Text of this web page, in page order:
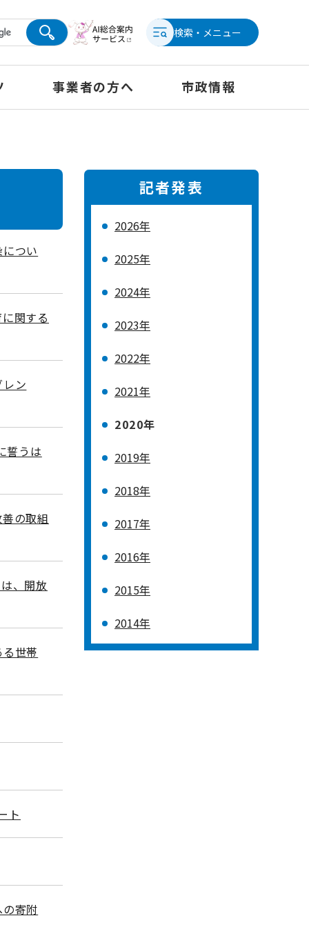
検索・メニュー
事業者の方へ 市政情報
つい
関する
ン
誓うは
の取組
、開放
世帯
ト
寄附
記者発表
2026年
2025年
2024年
2023年
2022年
2021年
2020年
2019年
2018年
2017年
2016年
2015年
2014年